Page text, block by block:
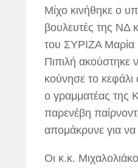
Μίχο κινήθηκε ο
βουλευτές της ΝΔ
του ΣΥΡΙΖΑ Μαρία
Πιπιλή ακούστηκε
κούνησε το κεφάλι
ο γραμματέας της
παρενέβη
απομάκρυνε για να
Οι κ.κ.